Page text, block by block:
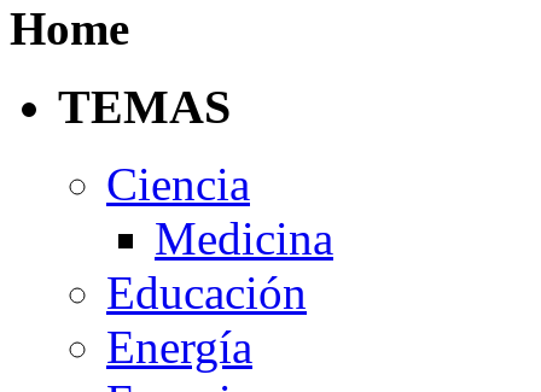
Home
TEMAS
Ciencia
Medicina
Educación
Energía